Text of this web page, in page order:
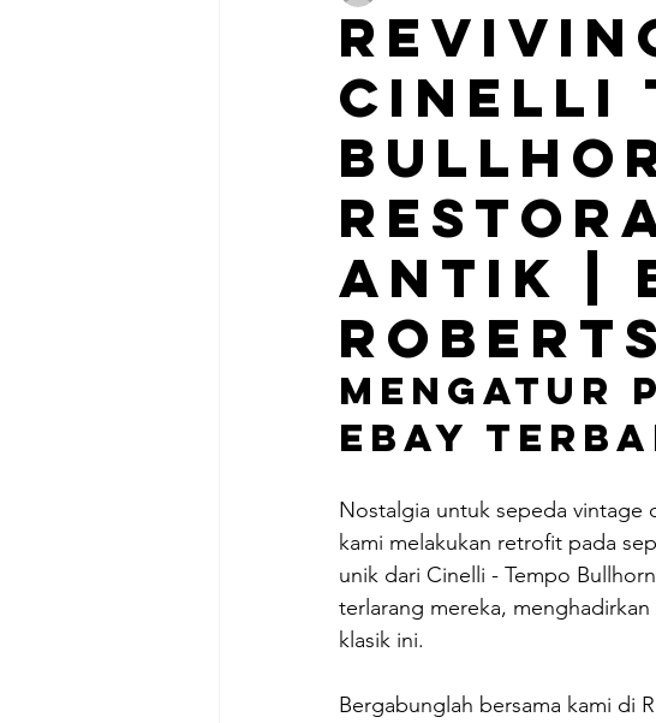
Cinelli
Antik |
Roberts
Mengatur
eBay
Nostalgia untuk sepeda vintage
kami melakukan retrofit pada
unik dari Cinelli - Tempo
terlarang mereka,
klasik ini.
Bergabunglah bersama kami di